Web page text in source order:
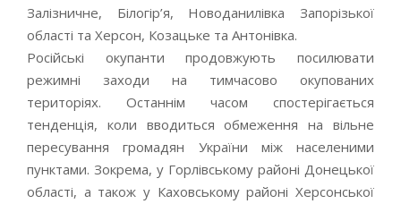
Залізничне, Білогір’я, Новоданилівка Запорізької
області та Херсон, Козацьке та Антонівка.
Російські окупанти продовжують посилювати
режимні заходи на тимчасово окупованих
територіях. Останнім часом спостерігається
тенденція, коли вводиться обмеження на вільне
пересування громадян України між населеними
пунктами. Зокрема, у Горлівському районі Донецької
області, а також у Каховському районі Херсонської